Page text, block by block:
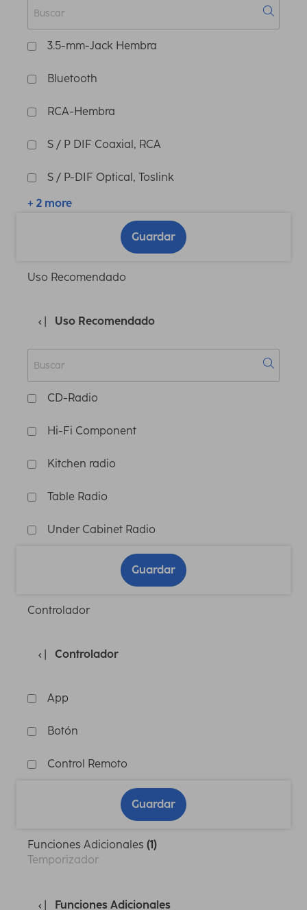
3.5-mm-Jack Hembra
Bluetooth
RCA-Hembra
S / P DIF Coaxial, RCA
S / P-DIF Optical, Toslink
+ 2 more
Guardar
Uso Recomendado
Uso Recomendado
CD-Radio
Hi-Fi Component
Kitchen radio
Table Radio
Under Cabinet Radio
Guardar
Controlador
Controlador
App
Botón
Control Remoto
Guardar
Funciones Adicionales (1)
Temporizador
Funciones Adicionales